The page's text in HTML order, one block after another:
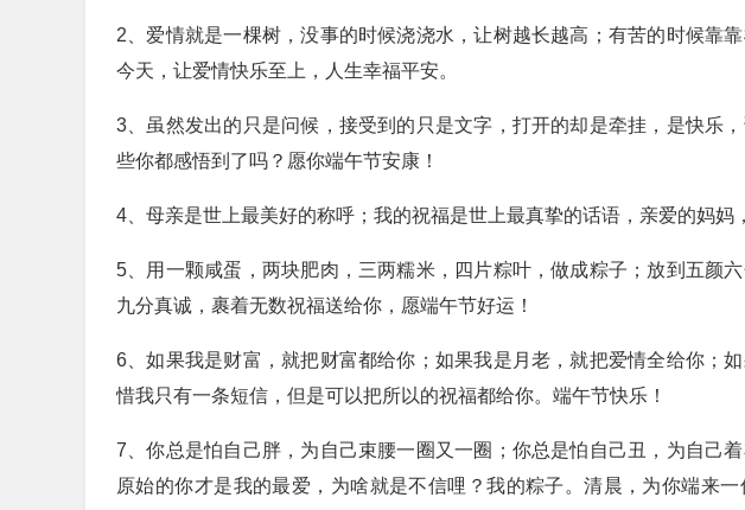
2、爱情就是一棵树，没事的时候浇浇水，让树越长越高；有苦的时候靠
今天，让爱情快乐至上，人生幸福平安。
3、虽然发出的只是问候，接受到的只是文字，打开的却是牵挂，是快乐
些你都感悟到了吗？愿你端午节安康！
4、母亲是世上最美好的称呼；我的祝福是世上最真挚的话语，亲爱的妈妈
5、用一颗咸蛋，两块肥肉，三两糯米，四片粽叶，做成粽子；放到五颜
九分真诚，裹着无数祝福送给你，愿端午节好运！
6、如果我是财富，就把财富都给你；如果我是月老，就把爱情全给你；
惜我只有一条短信，但是可以把所以的祝福都给你。端午节快乐！
7、你总是怕自己胖，为自己束腰一圈又一圈；你总是怕自己丑，为自己
原始的你才是我的最爱，为啥就是不信哩？我的粽子。清晨，为你端来